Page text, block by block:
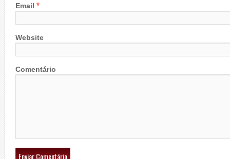
Email *
Website
Comentário